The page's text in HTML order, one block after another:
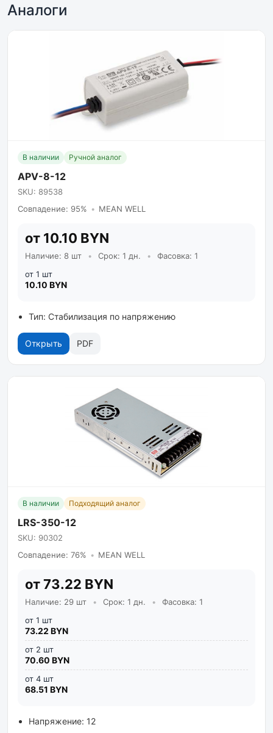
Аналоги
В наличии Ручной аналог
APV-8-12
SKU: 89538
Совпадение: 95% • MEAN WELL
от 10.10 BYN
Наличие: 8 шт • Срок: 1 дн. •
Фасовка: 1
от 1 шт
10.10 BYN
Тип: Стабилизация по напряжению
Открыть PDF
В наличии Подходящий аналог
LRS-350-12
SKU: 90302
Совпадение: 76% • MEAN WELL
от 73.22 BYN
Наличие: 29 шт • Срок: 1 дн. •
Фасовка: 1
от 1 шт
73.22 BYN
от 2 шт
70.60 BYN
от 4 шт
68.51 BYN
Напряжение: 12